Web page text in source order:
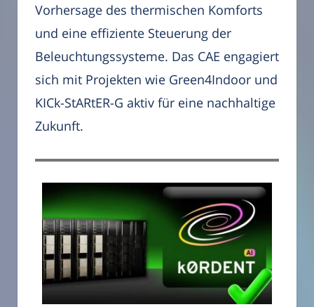
Vorhersage des thermischen Komforts
und eine effiziente Steuerung der
Beleuchtungssysteme. Das CAE engagiert
sich mit Projekten wie Green4Indoor und
KICk-StARtER-G aktiv für eine nachhaltige
Zukunft.